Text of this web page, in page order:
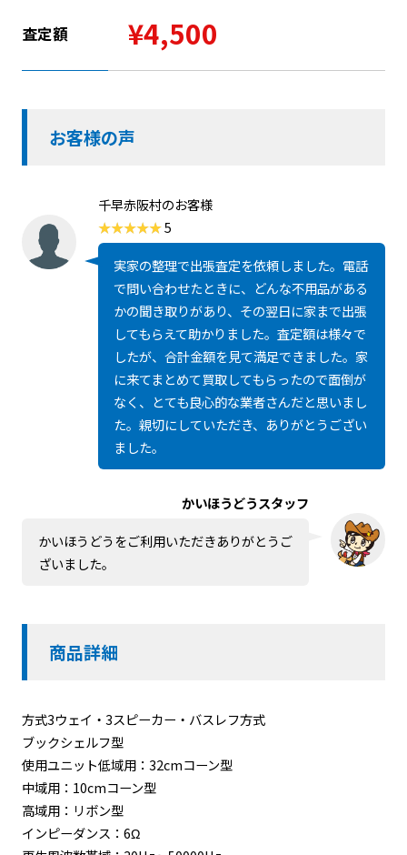
査定額 ¥4,500
お客様の声
千早赤阪村のお客様
5
実家の整理で出張査定を依頼しました。電話
で問い合わせたときに、どんな不用品がある
かの聞き取りがあり、その翌日に家まで出張
してもらえて助かりました。査定額は様々で
したが、合計金額を見て満足できました。家
に来てまとめて買取してもらったので面倒が
なく、とても良心的な業者さんだと思いまし
た。親切にしていただき、ありがとうござい
ました。
かいほうどうスタッフ
かいほうどうをご利用いただきありがとうご
ざいました。
商品詳細
方式3ウェイ・3スピーカー・バスレフ方式
ブックシェルフ型
使用ユニット低域用：32cmコーン型
中域用：10cmコーン型
高域用：リボン型
インピーダンス：6Ω